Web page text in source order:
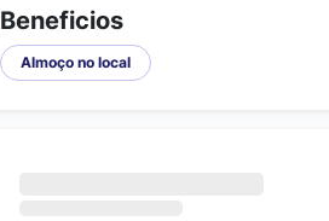
Beneficios
Almoço no local